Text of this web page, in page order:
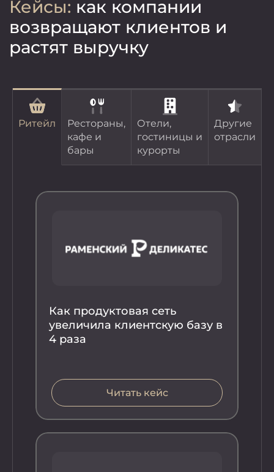
Кейсы: как компании
возвращают клиентов и
растят выручку
Ритейл
Рестораны,
кафе и
бары
Отели,
гостиницы и
курорты
Другие
отрасли
Как продуктовая сеть
увеличила клиентскую базу в
4 раза
Читать кейс